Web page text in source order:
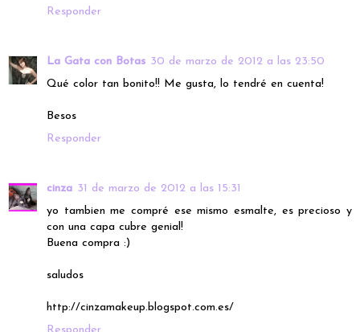
Responder
La Gata con Botas 30 de marzo de 2012 a las 23:50
Qué color tan bonito!! Me gusta, lo tendré en cuenta!
Besos
Responder
cinza 31 de marzo de 2012 a las 15:31
yo tambien me compré ese mismo esmalte, es precioso y
con una capa cubre genial!
Buena compra :)
saludos
http://cinzamakeup.blogspot.com.es/